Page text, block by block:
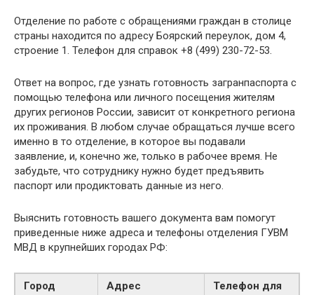
Отделение по работе с обращениями граждан в столице
страны находится по адресу Боярский переулок, дом 4,
строение 1. Телефон для справок +8 (499) 230-72-53.
Ответ на вопрос, где узнать готовность загранпаспорта с
помощью телефона или личного посещения жителям
других регионов России, зависит от конкретного региона
их проживания. В любом случае обращаться лучше всего
именно в то отделение, в которое вы подавали
заявление, и, конечно же, только в рабочее время. Не
забудьте, что сотруднику нужно будет предъявить
паспорт или продиктовать данные из него.
Выяснить готовность вашего документа вам помогут
приведенные ниже адреса и телефоны отделения ГУВМ
МВД в крупнейших городах РФ:
Город Адрес
Телефон для